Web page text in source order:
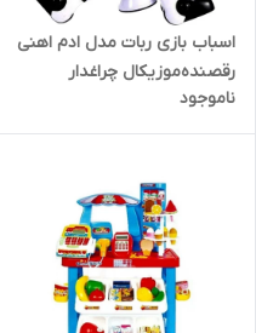
اسباب بازی ربات مدل ادم اهنی
رقصنده‌موزیکال چراغدار
ناموجود